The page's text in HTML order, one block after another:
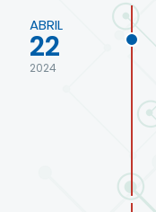
ABRIL
22
2024